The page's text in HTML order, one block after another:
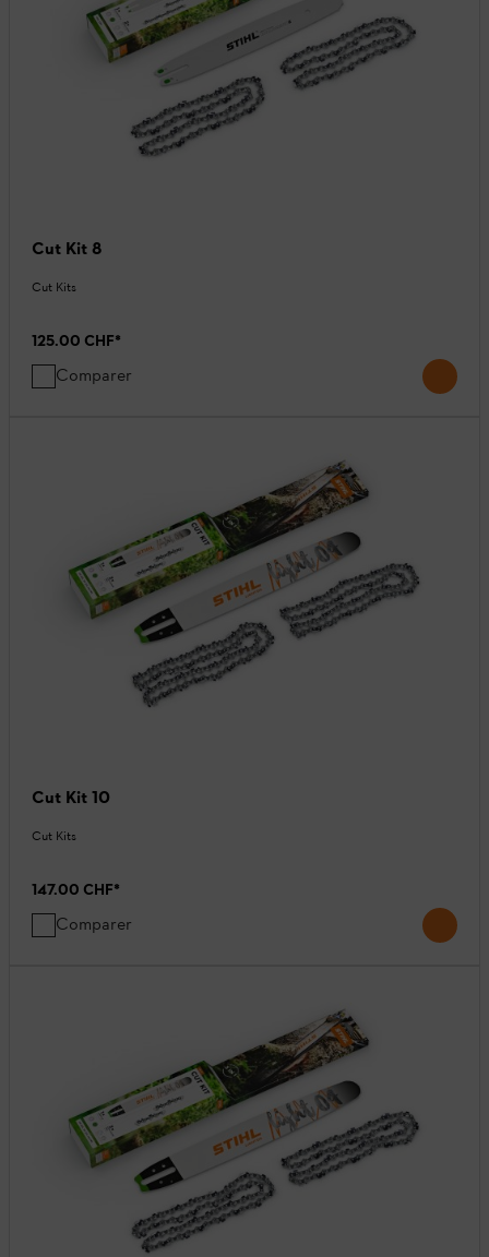
Cut Kit 8
Cut Kits
125.00 CHF*
Comparer
Cut Kit 10
Cut Kits
147.00 CHF*
Comparer